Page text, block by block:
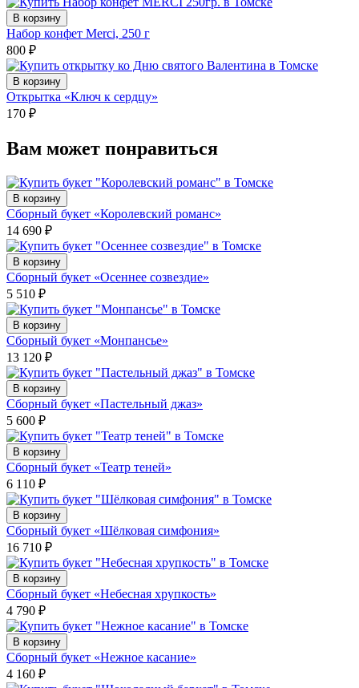
В корзину
Набор конфет Merci, 250 г
800 ₽
В корзину
Открытка «Ключ к сердцу»
170 ₽
Вам может понравиться
В корзину
Сборный букет «Королевский романс»
14 690 ₽
В корзину
Сборный букет «Осеннее созвездие»
5 510 ₽
В корзину
Сборный букет «Монпансье»
13 120 ₽
В корзину
Сборный букет «Пастельный джаз»
5 600 ₽
В корзину
Сборный букет «Театр теней»
6 110 ₽
В корзину
Сборный букет «Шёлковая симфония»
16 710 ₽
В корзину
Сборный букет «Небесная хрупкость»
4 790 ₽
В корзину
Сборный букет «Нежное касание»
4 160 ₽